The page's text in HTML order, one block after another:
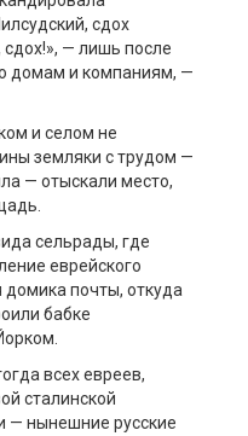
сдох
сдох!», — лишь после
домам и компаниям, —
и селом не
земляки с трудом —
— отыскали место,
сельрады, где
еврейского
почты, откуда
бабке
всех евреев,
сталинской
— нынешние русские